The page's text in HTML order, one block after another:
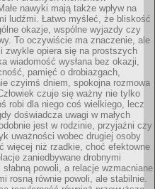
nawyki mają także wpływ na
ludźmi. Łatwo myśleć, że bliskość
okazje, wspólne wyjazdy czy
To oczywiście ma znaczenie, ale
zwykle opiera się na prostszych
wiadomość wysłana bez okazji,
pamięć o drobiazgach,
czyimś dniem, spokojna rozmowa
czuje się ważny nie tylko
robi dla niego coś wielkiego, lecz
doświadcza uwagi w małych
jest w rodzinie, przyjaźni czy
uważności wobec drugiej osoby
więcej niż rzadkie, choć efektowne
zaniedbywane drobnymi
powoli, a relacje wzmacniane
rosną równie powoli, ale stabilnie.